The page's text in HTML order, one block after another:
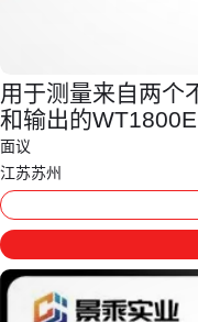
用于测量来自两个
和输出的WT1800E
面议
江苏苏州